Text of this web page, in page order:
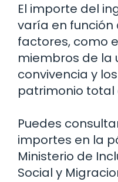
El importe del
varía en
factores, como
miembros de la
convivencia y
patrimonio total
Puedes
importes en la
Ministerio de
Social y